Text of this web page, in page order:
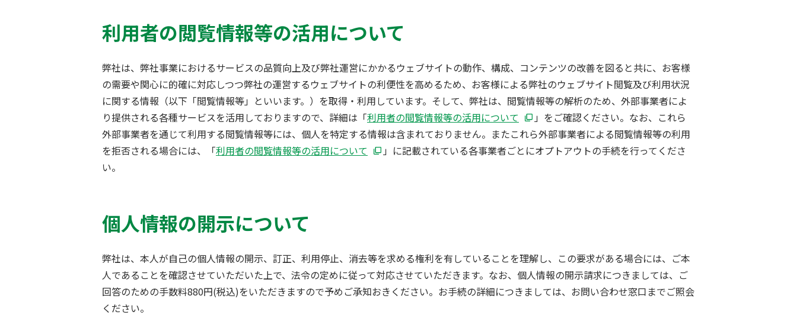
利用者の閲覧情報等の活用について
弊社は、弊社事業におけるサービスの品質向上及び弊社運営にかかるウェブサイトの動作、構成、コンテンツの改善を図ると共に、お客様
の需要や関心に的確に対応しつつ弊社の運営するウェブサイトの利便性を高めるため、お客様による弊社のウェブサイト閲覧及び利用状況
に関する情報（以下「閲覧情報等」といいます。）を取得・利用しています。そして、弊社は、閲覧情報等の解析のため、外部事業者によ
り提供される各種サービスを活用しておりますので、詳細は「利用者の閲覧情報等の活用について
」をご確認ください。なお、これら
外部事業者を通じて利用する閲覧情報等には、個人を特定する情報は含まれておりません。またこれら外部事業者による閲覧情報等の利用
を拒否される場合には、「利用者の閲覧情報等の活用について
」に記載されている各事業者ごとにオプトアウトの手続を行ってくださ
い。
個人情報の開示について
弊社は、本人が自己の個人情報の開示、訂正、利用停止、消去等を求める権利を有していることを理解し、この要求がある場合には、ご本
人であることを確認させていただいた上で、法令の定めに従って対応させていただきます。なお、個人情報の開示請求につきましては、ご
回答のための手数料880円(税込)をいただきますので予めご承知おきください。お手続の詳細につきましては、お問い合わせ窓口までご照会
ください。